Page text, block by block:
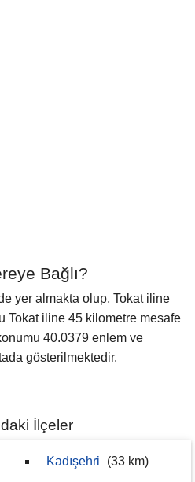
Bağlı?
yer almakta olup, Tokat iline
Tokat iline 45 kilometre mesafe
40.0379 enlem ve
gösterilmektedir.
İlçeler
Kadışehri (33 km)